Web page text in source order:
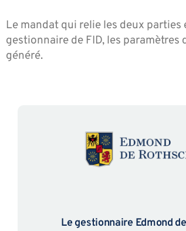
Le mandat qui relie les deux
gestionnaire de FID, les
généré.
Le gestionnaire Edmond